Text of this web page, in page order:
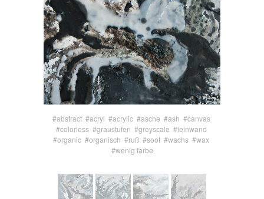
#abstract #acryl #acrylic #asche #ash #canvas
#colorless #graustufen #greyscale #leinwand
#organic #organisch #ruß #soot #wachs #wax
#wenig farbe